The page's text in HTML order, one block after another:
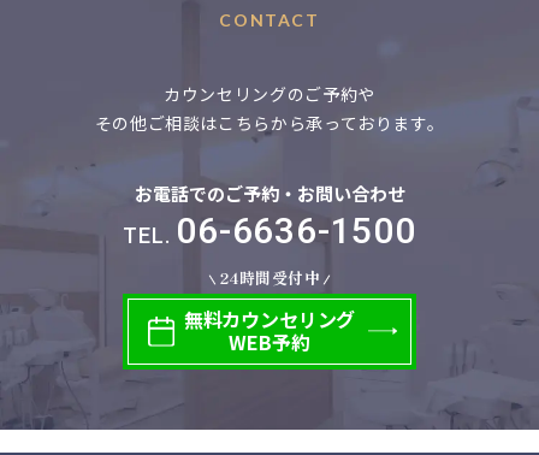
CONTACT
カウンセリングのご予約や
その他ご相談はこちらから承っております。
お電話でのご予約・お問い合わせ
TEL. 06-6636-1500
24時間受付中
無料カウンセリング
WEB予約